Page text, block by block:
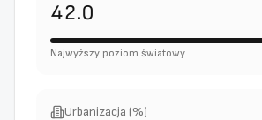
42.0
Najwyższy poziom światowy
Urbanizacja (%)